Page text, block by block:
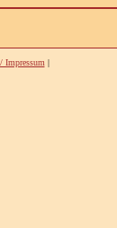
Impressum |